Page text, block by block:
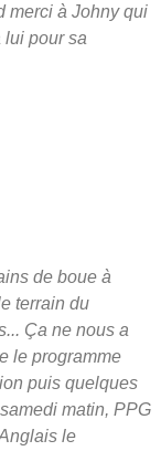
merci à Johny qui
lui pour sa
de boue à
terrain du
Ça ne nous a
le programme
puis quelques
matin, PPG
le